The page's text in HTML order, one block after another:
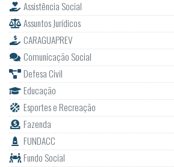
Assistência Social
Assuntos Jurídicos
CARAGUAPREV
Comunicação Social
Defesa Civil
Educação
Esportes e Recreação
Fazenda
FUNDACC
Fundo Social